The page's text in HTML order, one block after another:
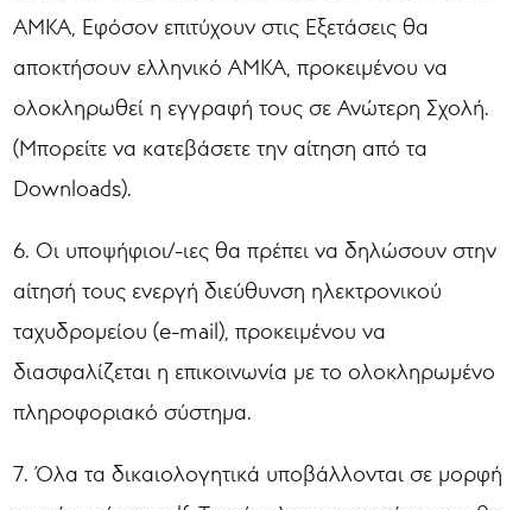
ΑΜΚΑ, Εφόσον επιτύχουν στις Εξετάσεις θα
αποκτήσουν ελληνικό ΑΜΚΑ, προκειμένου να
ολοκληρωθεί η εγγραφή τους σε Ανώτερη Σχολή.
(Μπορείτε να κατεβάσετε την αίτηση από τα
Downloads).
6. Οι υποψήφιοι/-ιες θα πρέπει να δηλώσουν στην
αίτησή τους ενεργή διεύθυνση ηλεκτρονικού
ταχυδρομείου (e-mail), προκειμένου να
διασφαλίζεται η επικοινωνία με το ολοκληρωμένο
πληροφοριακό σύστημα.
7. Όλα τα δικαιολογητικά υποβάλλονται σε μορφή